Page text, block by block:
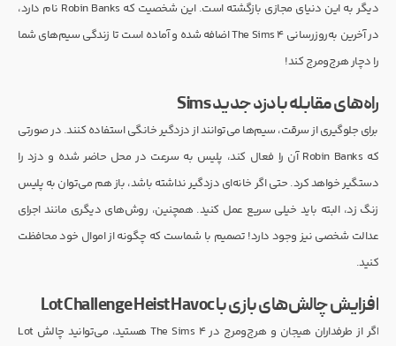
دیگر به این دنیای مجازی بازگشته است. این شخصیت که Robin Banks نام دارد،
در آخرین به‌روزرسانی The Sims 4 اضافه شده و آماده است تا زندگی سیم‌های شما
را دچار هرج‌ومرج کند!
راه‌های مقابله با دزد جدید Sims
برای جلوگیری از سرقت، سیم‌ها می‌توانند از دزدگیر خانگی استفاده کنند. در صورتی
که Robin Banks آن را فعال کند، پلیس به سرعت در محل حاضر شده و دزد را
دستگیر خواهد کرد. حتی اگر خانه‌ای دزدگیر نداشته باشد، باز هم می‌توان به پلیس
زنگ زد، البته باید خیلی سریع عمل کنید. همچنین، روش‌های دیگری مانند اجرای
عدالت شخصی نیز وجود دارد! تصمیم با شماست که چگونه از اموال خود محافظت
کنید.
افزایش چالش‌های بازی با Lot Challenge Heist Havoc
اگر از طرفداران هیجان و هرج‌ومرج در The Sims 4 هستید، می‌توانید چالش Lot